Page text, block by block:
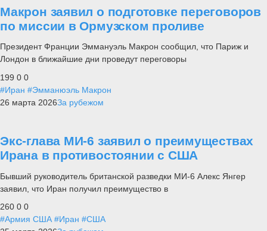
Макрон заявил о подготовке переговоров
по миссии в Ормузском проливе
Президент Франции Эммануэль Макрон сообщил, что Париж и
Лондон в ближайшие дни проведут переговоры
199 0 0
#Иран #Эмманюэль Макрон
26 марта 2026За рубежом
Экс-глава МИ-6 заявил о преимуществах
Ирана в противостоянии с США
Бывший руководитель британской разведки МИ-6 Алекс Янгер
заявил, что Иран получил преимущество в
260 0 0
#Армия США #Иран #США